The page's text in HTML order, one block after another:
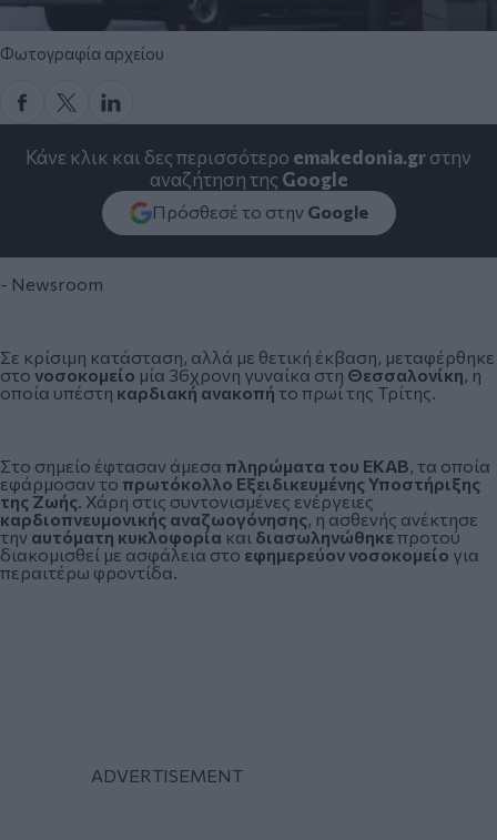
Φωτογραφία αρχείου
Κάνε κλικ και δες περισσότερο emakedonia.grστην
αναζήτηση της Google
Πρόσθεσέ το στην Google
- Newsroom
Σε κρίσιμη κατάσταση, αλλά με θετική έκβαση, μεταφέρθηκε
στο νοσοκομείο μία 36χρονη γυναίκα στη Θεσσαλονίκη, η
οποία υπέστη καρδιακή ανακοπή το πρωί της Τρίτης.
Στο σημείο έφτασαν άμεσα πληρώματα του ΕΚΑΒ, τα οποία
εφάρμοσαν το πρωτόκολλο Εξειδικευμένης Υποστήριξης
της Ζωής. Χάρη στις συντονισμένες ενέργειες
καρδιοπνευμονικής αναζωογόνησης, η ασθενής ανέκτησε
την αυτόματη κυκλοφορία και διασωληνώθηκεπροτού
διακομισθεί με ασφάλεια στο εφημερεύον νοσοκομείο για
περαιτέρω φροντίδα.